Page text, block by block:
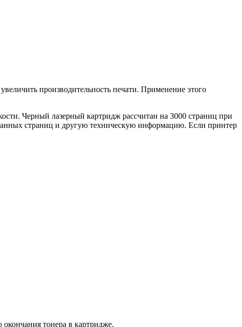
производительность печати. Применение этого
Черный лазерный картридж рассчитан на 3000 страниц при
страниц и другую техническую информацию. Если принтер
тонера в картридже.